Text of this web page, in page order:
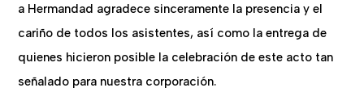
a Hermandad agradece sinceramente la presencia y el
cariño de todos los asistentes, así como la entrega de
quienes hicieron posible la celebración de este acto tan
señalado para nuestra corporación.